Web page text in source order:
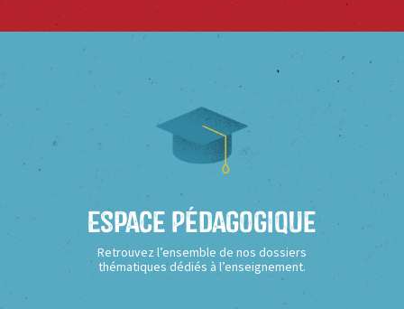
Espace Pédagogique
Retrouvez l’ensemble de nos dossiers
thématiques dédiés à l’enseignement.